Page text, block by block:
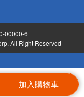
加入購物車
00000-6
All Right Reserved